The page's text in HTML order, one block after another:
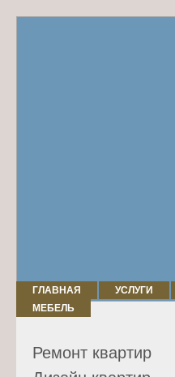
ГЛАВНАЯ УСЛУГИ
МЕБЕЛЬ
Ремонт квартир